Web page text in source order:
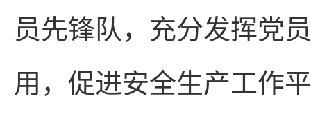
员先锋队，充分发挥党
用，促进安全生产工作